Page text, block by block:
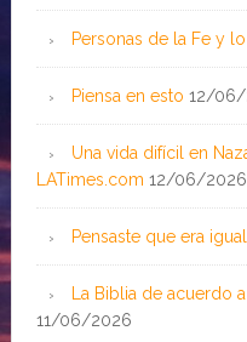
Personas de la Fe y
Piensa en esto 12/06/
Una vida difícil en
LATimes.com 12/06/2026
Pensaste que era
La Biblia de acuerdo
11/06/2026